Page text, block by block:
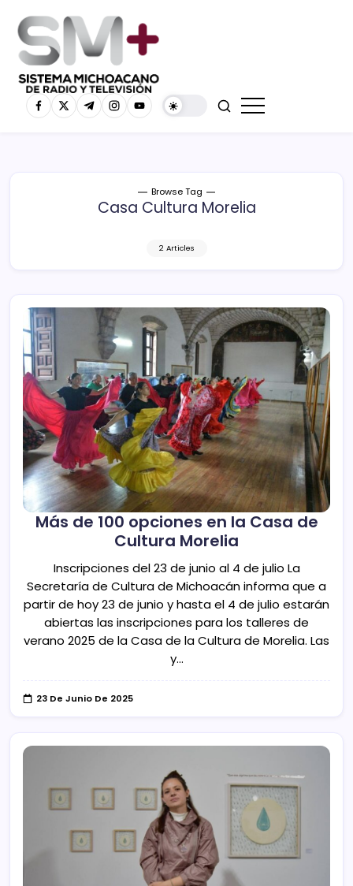
Browse Tag
Casa Cultura Morelia
2 Articles
Más de 100 opciones en la Casa de
Cultura Morelia
Inscripciones del 23 de junio al 4 de julio La
Secretaría de Cultura de Michoacán informa que a
partir de hoy 23 de junio y hasta el 4 de julio estarán
abiertas las inscripciones para los talleres de
verano 2025 de la Casa de la Cultura de Morelia. Las
y…
23 De Junio De 2025